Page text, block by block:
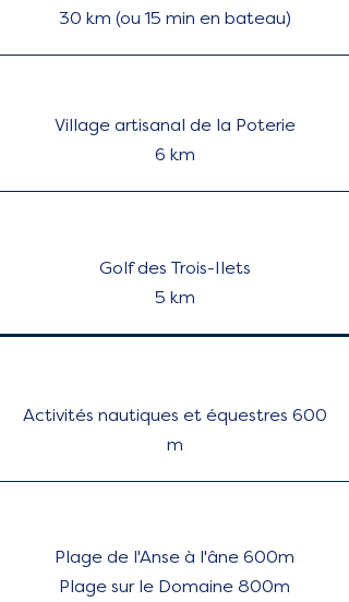
Les Trois-Ilets – Sud Caraîbes -
Martinique
30 km (ou 15 min en bateau)
Village artisanal de la Poterie
6 km
Golf des Trois-Ilets
5 km
Activités nautiques et équestres 600
m
Plage de l'Anse à l'âne 600m
Plage sur le Domaine 800m